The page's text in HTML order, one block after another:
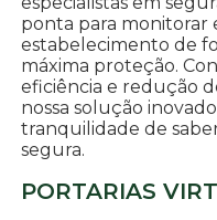
ponta para monitorar
estabelecimento de
máxima proteção.
eficiência e redução
nossa solução
tranquilidade de
segura.
PORTARIAS